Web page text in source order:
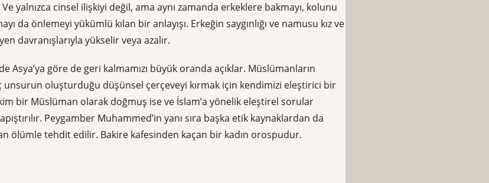
Ve yalnızca cinsel ilişkiyi değil, ama aynı zamanda erkeklere bakmayı, kolunu
da önlemeyi yükümlü kılan bir anlayışı. Erkeğin saygınlığı ve namusu kız ve
davranışlarıyla yükselir veya azalır.
Asya’ya göre de geri kalmamızı büyük oranda açıklar. Müslümanların
unsurun oluşturduğu düşünsel çerçeveyi kırmak için kendimizi eleştirici bir
bir Müslüman olarak doğmuş ise ve İslam’a yönelik eleştirel sorular
Peygamber Muhammed’in yanı sıra başka etik kaynaklardan da
ölümle tehdit edilir. Bakire kafesinden kaçan bir kadın orospudur.